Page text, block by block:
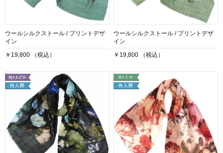
ウールシルクストール / プリントデザ
イン
￥19,800 （税込）
ウールシルクストール / プリントデザ
イン
￥19,800 （税込）